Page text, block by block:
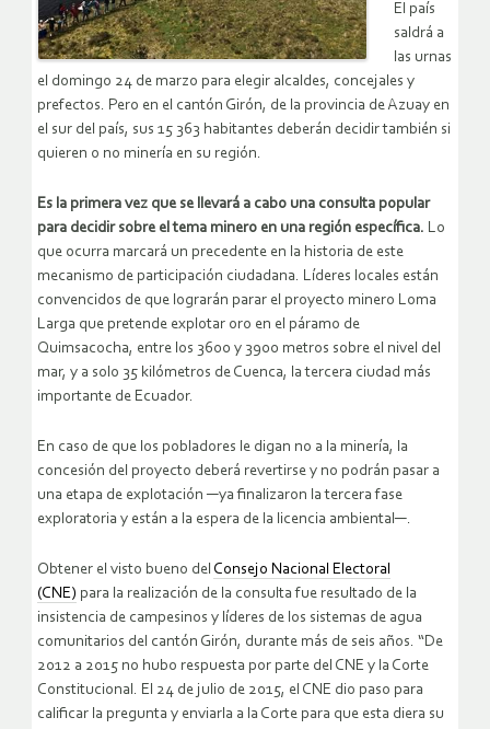
El país
saldrá a
las urnas
el domingo 24 de marzo para elegir alcaldes, concejales y
prefectos. Pero en el cantón Girón, de la provincia de Azuay en
el sur del país, sus 15 363 habitantes deberán decidir también si
quieren o no minería en su región.
Es la primera vez que se llevará a cabo una consulta popular
para decidir sobre el tema minero en una región específica. Lo
que ocurra marcará un precedente en la historia de este
mecanismo de participación ciudadana. Líderes locales están
convencidos de que lograrán parar el proyecto minero Loma
Larga que pretende explotar oro en el páramo de
Quimsacocha, entre los 3600 y 3900 metros sobre el nivel del
mar, y a solo 35 kilómetros de Cuenca, la tercera ciudad más
importante de Ecuador.
En caso de que los pobladores le digan no a la minería, la
concesión del proyecto deberá revertirse y no podrán pasar a
una etapa de explotación ─ya finalizaron la tercera fase
exploratoria y están a la espera de la licencia ambiental─.
Obtener el visto bueno del Consejo Nacional Electoral
(CNE) para la realización de la consulta fue resultado de la
insistencia de campesinos y líderes de los sistemas de agua
comunitarios del cantón Girón, durante más de seis años. “De
2012 a 2015 no hubo respuesta por parte del CNE y la Corte
Constitucional. El 24 de julio de 2015, el CNE dio paso para
calificar la pregunta y enviarla a la Corte para que esta diera su